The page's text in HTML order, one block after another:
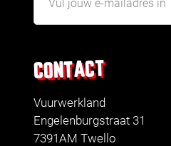
CONTACT
Vuurwerkland
Engelenburgstraat 31
7391AM Twello